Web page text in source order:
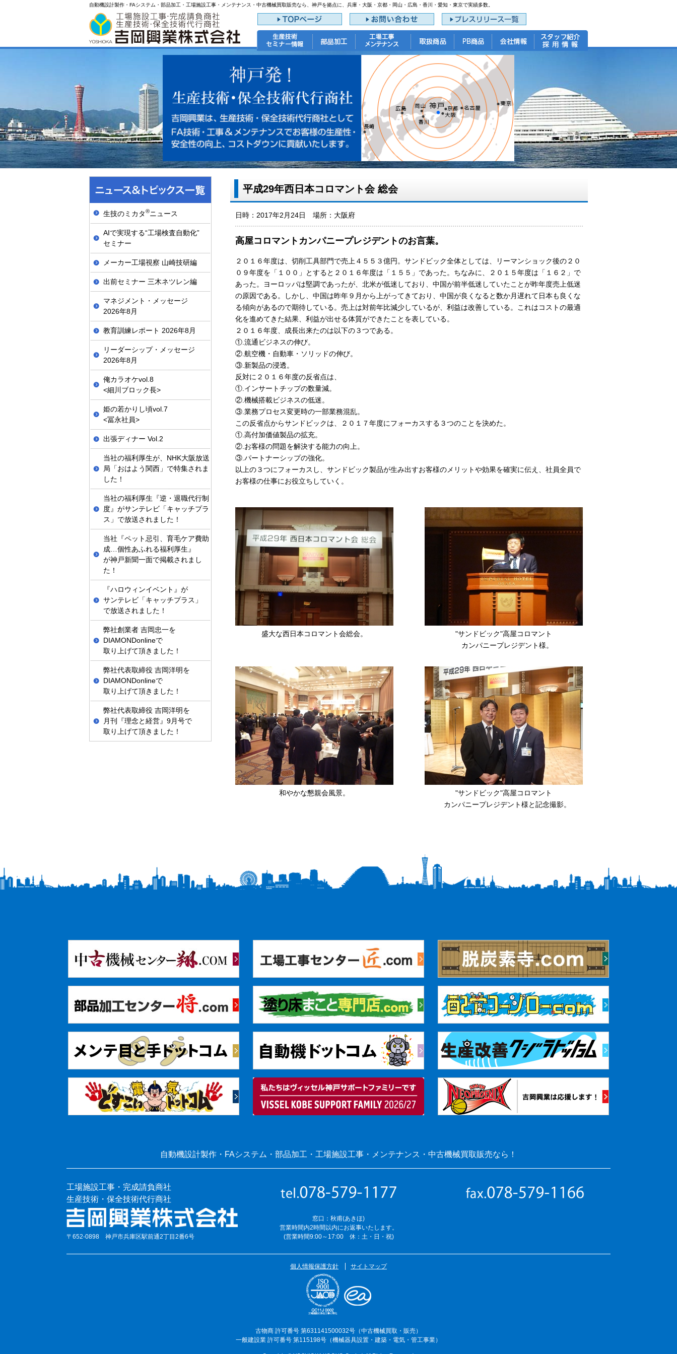
自動機設計製作・FAシステム・部品加工・工場施設工事・メンテナンス・中古機械買取販売なら、神戸を拠点に、兵庫・大阪・京都・岡山・広島・香川・愛知・東京で実績多数。
平成29年西日本コロマント会 総会
日時：2017年2月24日 場所：大阪府
高屋コロマントカンパニープレジデントのお言葉。
２０１６年度は、切削工具部門で売上４５５３億円。サンドビック全体としては、リーマンショック後の２０
０９年度を「１００」とすると２０１６年度は「１５５」であった。ちなみに、２０１５年度は「１６２」で
あった。ヨーロッパは堅調であったが、北米が低迷しており、中国が前半低迷していたことが昨年度売上低迷
の原因である。しかし、中国は昨年９月から上がってきており、中国が良くなると数か月遅れて日本も良くな
る傾向があるので期待している。売上は対前年比減少しているが、利益は改善している。これはコストの最適
化を進めてきた結果、利益が出せる体質ができたことを表している。
２０１６年度、成長出来たのは以下の３つである。
①.流通ビジネスの伸び。
②.航空機・自動車・ソリッドの伸び。
③.新製品の浸透。
反対に２０１６年度の反省点は、
①.インサートチップの数量減。
②.機械搭載ビジネスの低迷。
③.業務プロセス変更時の一部業務混乱。
この反省点からサンドビックは、２０１７年度にフォーカスする３つのことを決めた。
①.高付加価値製品の拡充。
②.お客様の問題を解決する能力の向上。
③.パートナーシップの強化。
以上の３つにフォーカスし、サンドビック製品が生み出すお客様のメリットや効果を確実に伝え、社員全員で
お客様の仕事にお役立ちしていく。
盛大な西日本コロマント会総会。
"サンドビック"高屋コロマント
カンパニープレジデント様。
和やかな懇親会風景。
"サンドビック"高屋コロマント
カンパニープレジデント様と記念撮影。
生技のミカタ®ニュース
AIで実現する“工場検査自動化”
セミナー
メーカー工場視察 山崎技研編
出前セミナー 三木ネツレン編
マネジメント・メッセージ
2026年8月
教育訓練レポート 2026年8月
リーダーシップ・メッセージ
2026年8月
俺カラオケvol.8
<細川ブロック長>
姫の若かりし頃vol.7
<冨永社員>
出張ディナー Vol.2
当社の福利厚生が、NHK大阪放送
局「おはよう関西」で特集されま
した！
当社の福利厚生『逆・退職代行制
度』がサンテレビ「キャッチプラ
ス」で放送されました！
当社『ペット忌引、育毛ケア費助
成…個性あふれる福利厚生』
が神戸新聞一面で掲載されまし
た！
『ハロウィンイベント』が
サンテレビ「キャッチプラス」
で放送されました！
弊社創業者 吉岡忠一を
DIAMONDonlineで
取り上げて頂きました！
弊社代表取締役 吉岡洋明を
DIAMONDonlineで
取り上げて頂きました！
弊社代表取締役 吉岡洋明を
月刊『理念と経営』9月号で
取り上げて頂きました！
自動機設計製作・FAシステム・部品加工・工場施設工事・メンテナンス・中古機械買取販売なら！
工場施設工事・完成請負商社
生産技術・保全技術代行商社
〒652-0898 神戸市兵庫区駅前通2丁目2番6号
窓口：秋甫(あきほ)
営業時間内2時間以内にお返事いたします。
(営業時間9:00～17:00 休：土・日・祝)
個人情報保護方針 サイトマップ
古物商 許可番号 第631141500032号（中古機械買取・販売）
一般建設業 許可番号 第115198号（機械器具設置・建築・電気・管工事業）